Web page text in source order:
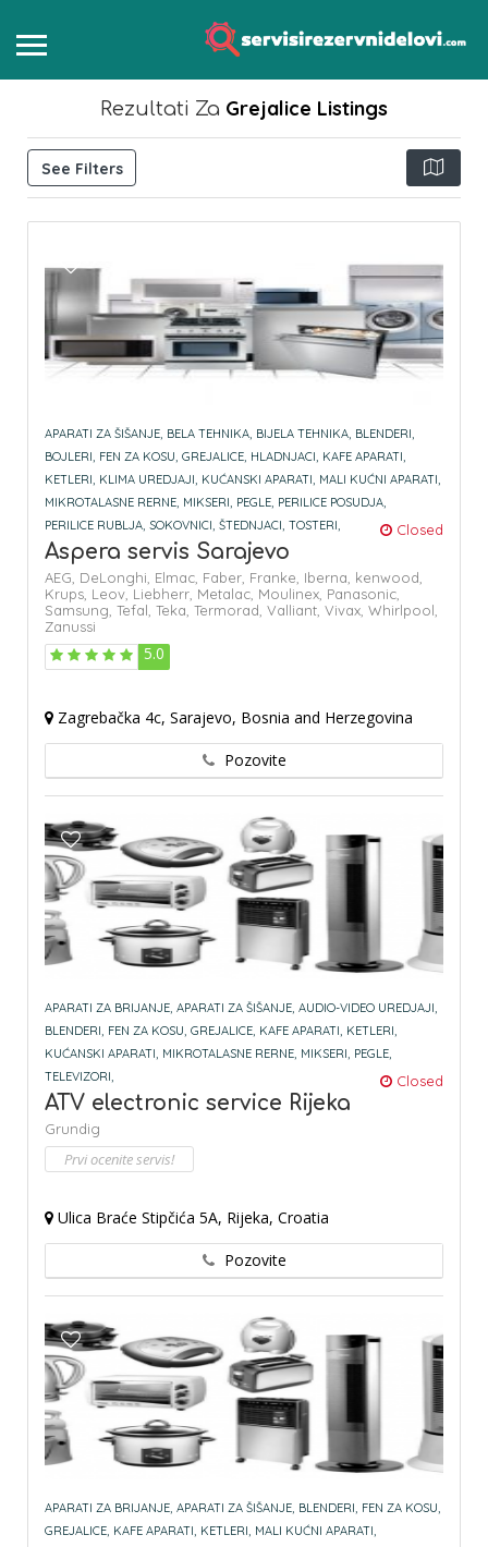
Rezultati Za Grejalice Listings
See Filters
APARATI ZA ŠIŠANJE, BELA TEHNIKA, BIJELA TEHNIKA, BLENDERI,
BOJLERI, FEN ZA KOSU, GREJALICE, HLADNJACI, KAFE APARATI,
KETLERI, KLIMA UREDJAJI, KUĆANSKI APARATI, MALI KUĆNI APARATI,
MIKROTALASNE RERNE, MIKSERI, PEGLE, PERILICE POSUDJA,
PERILICE RUBLJA, SOKOVNICI, ŠTEDNJACI, TOSTERI, Closed
Aspera servis Sarajevo
AEG, DeLonghi, Elmac, Faber, Franke, Iberna, kenwood,
Krups, Leov, Liebherr, Metalac, Moulinex, Panasonic,
Samsung, Tefal, Teka, Termorad, Valliant, Vivax, Whirlpool,
Zanussi
5.0
Zagrebačka 4c, Sarajevo, Bosnia and Herzegovina
Pozovite
APARATI ZA BRIJANJE, APARATI ZA ŠIŠANJE, AUDIO-VIDEO UREDJAJI,
BLENDERI, FEN ZA KOSU, GREJALICE, KAFE APARATI, KETLERI,
KUĆANSKI APARATI, MIKROTALASNE RERNE, MIKSERI, PEGLE,
TELEVIZORI,
Closed
ATV electronic service Rijeka
Grundig
Prvi ocenite servis!
Ulica Braće Stipčića 5A, Rijeka, Croatia
Pozovite
APARATI ZA BRIJANJE, APARATI ZA ŠIŠANJE, BLENDERI, FEN ZA KOSU,
GREJALICE, KAFE APARATI, KETLERI, MALI KUĆNI APARATI,